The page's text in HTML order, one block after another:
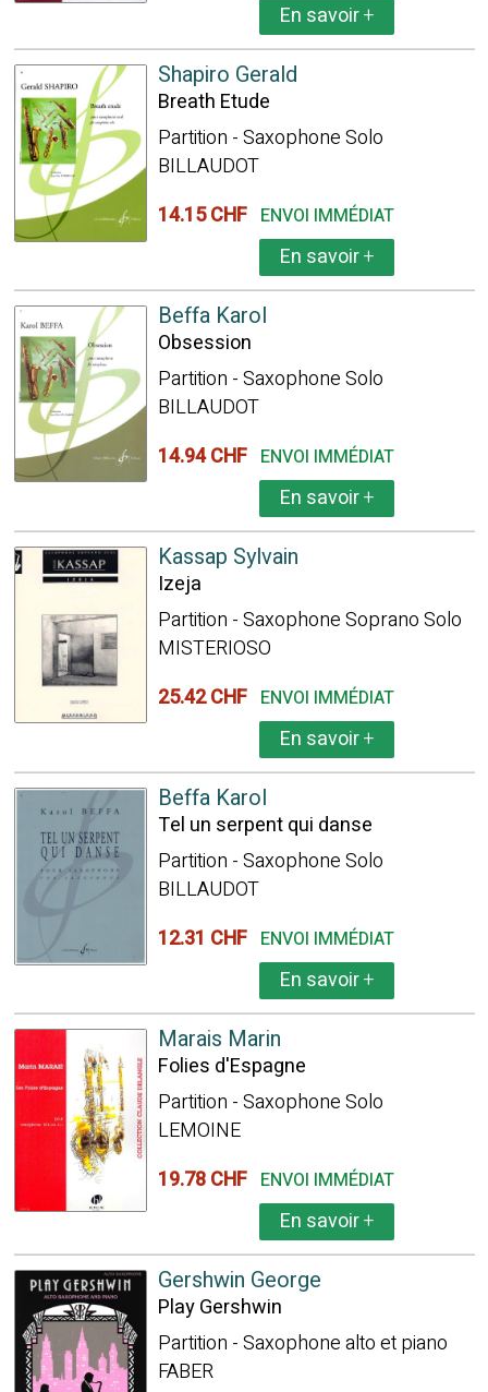
En savoir+
Shapiro Gerald
Breath Etude
Partition - Saxophone Solo
BILLAUDOT
14.15 CHF ENVOI IMMÉDIAT
En savoir+
Beffa Karol
Obsession
Partition - Saxophone Solo
BILLAUDOT
14.94 CHF ENVOI IMMÉDIAT
En savoir+
Kassap Sylvain
Izeja
Partition - Saxophone Soprano Solo
MISTERIOSO
25.42 CHF ENVOI IMMÉDIAT
En savoir+
Beffa Karol
Tel un serpent qui danse
Partition - Saxophone Solo
BILLAUDOT
12.31 CHF ENVOI IMMÉDIAT
En savoir+
Marais Marin
Folies d'Espagne
Partition - Saxophone Solo
LEMOINE
19.78 CHF ENVOI IMMÉDIAT
En savoir+
Gershwin George
Play Gershwin
Partition - Saxophone alto et piano
FABER